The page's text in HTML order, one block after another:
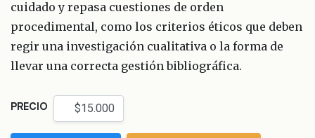
cuidado y repasa cuestiones de orden
procedimental, como los criterios éticos que deben
regir una investigación cualitativa o la forma de
llevar una correcta gestión bibliográfica.
PRECIO